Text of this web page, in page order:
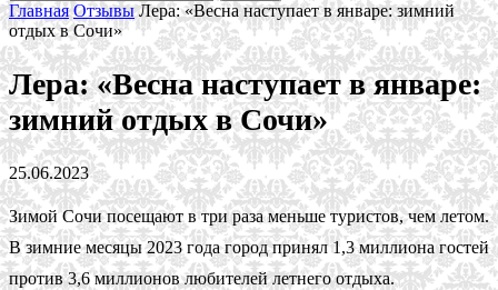
Главная Отзывы Лера: «Весна наступает в январе: зимний
отдых в Сочи»
Лера: «Весна наступает в январе:
зимний отдых в Сочи»
25.06.2023
Зимой Сочи посещают в три раза меньше туристов, чем летом.
В зимние месяцы 2023 года город принял 1,3 миллиона гостей
против 3,6 миллионов любителей летнего отдыха.